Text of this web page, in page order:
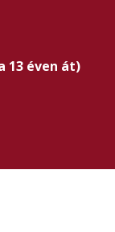
13 éven át)